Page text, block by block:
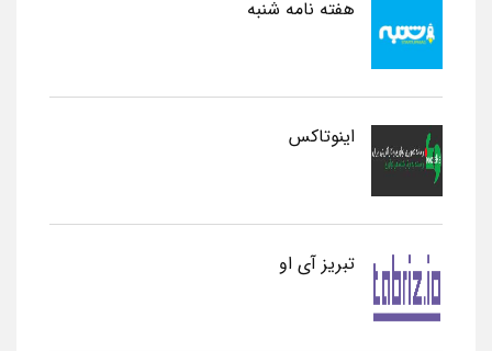
هفته نامه شنبه
اینوتاکس
تبریز آی او